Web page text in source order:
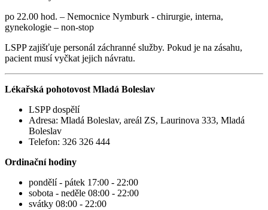
po 22.00 hod. – Nemocnice Nymburk - chirurgie, interna,
gynekologie – non-stop
LSPP zajišťuje personál záchranné služby. Pokud je na zásahu,
pacient musí vyčkat jejich návratu.
Lékařská pohotovost Mladá Boleslav
LSPP dospělí
Adresa: Mladá Boleslav, areál ZS, Laurinova 333, Mladá
Boleslav
Telefon: 326 326 444
Ordinační hodiny
pondělí - pátek 17:00 - 22:00
sobota - neděle 08:00 - 22:00
svátky 08:00 - 22:00